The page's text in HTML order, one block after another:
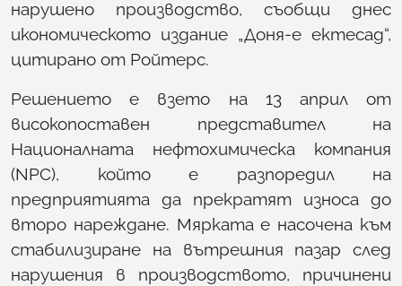
нарушено производство, съобщи днес
икономическото издание „Доня-е ектесад“,
цитирано от Ройтерс.
Решението е взето на 13 април от
високопоставен представител на
Националната нефтохимическа компания
(NPC), който е разпоредил на
предприятията да прекратят износа до
второ нареждане. Мярката е насочена към
стабилизиране на вътрешния пазар след
нарушения в производството, причинени